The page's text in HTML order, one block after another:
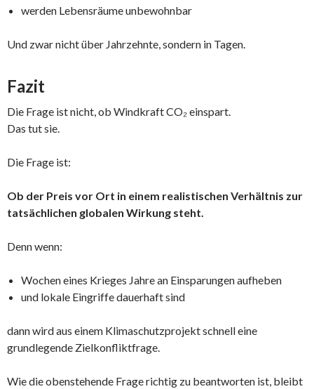
werden Lebensräume unbewohnbar
Und zwar nicht über Jahrzehnte, sondern in Tagen.
Fazit
Die Frage ist nicht, ob Windkraft CO₂ einspart.
Das tut sie.
Die Frage ist:
Ob der Preis vor Ort in einem realistischen Verhältnis zur
tatsächlichen globalen Wirkung steht.
Denn wenn:
Wochen eines Krieges Jahre an Einsparungen aufheben
und lokale Eingriffe dauerhaft sind
dann wird aus einem Klimaschutzprojekt schnell eine
grundlegende Zielkonfliktfrage.
Wie die obenstehende Frage richtig zu beantworten ist, bleibt